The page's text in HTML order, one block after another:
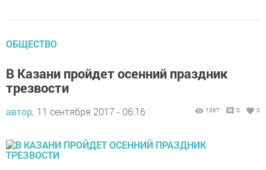
ОБЩЕСТВО
В Казани пройдет осенний праздник
трезвости
автор, 11 сентября 2017 - 06:16 1367 0 0